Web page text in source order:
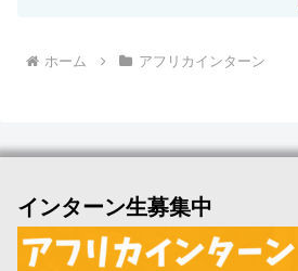
ホーム アフリカインターン
インターン生募集中